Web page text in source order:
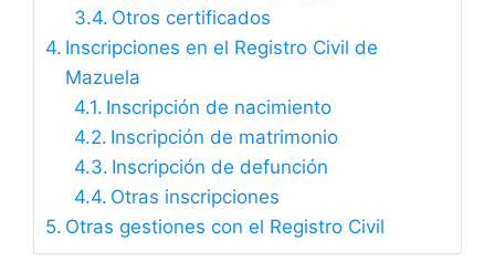
Otros certificados
Inscripciones en el Registro Civil de
Mazuela
Inscripción de nacimiento
Inscripción de matrimonio
Inscripción de defunción
Otras inscripciones
Otras gestiones con el Registro Civil